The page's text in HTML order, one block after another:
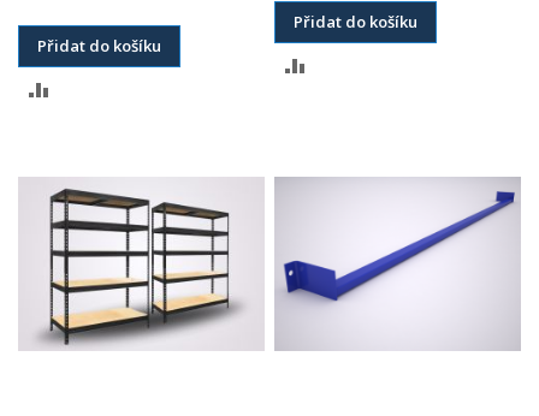
Přidat do košíku
POROVNÁNÍ
Přidat do košíku